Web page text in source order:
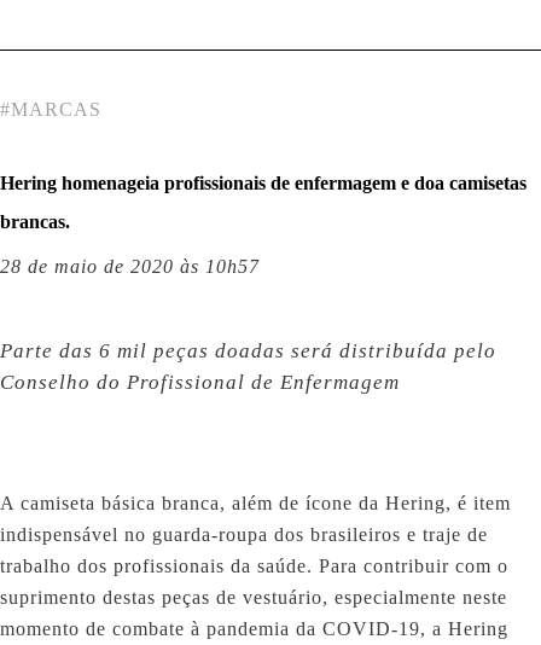
#MARCAS
Hering homenageia profissionais de enfermagem e doa camisetas
brancas.
28 de maio de 2020 às 10h57
Parte das 6 mil peças doadas será distribuída pelo
Conselho do Profissional de Enfermagem
A camiseta básica branca, além de ícone da Hering, é item
indispensável no guarda-roupa dos brasileiros e traje de
trabalho dos profissionais da saúde. Para contribuir com o
suprimento destas peças de vestuário, especialmente neste
momento de combate à pandemia da COVID-19, a Hering